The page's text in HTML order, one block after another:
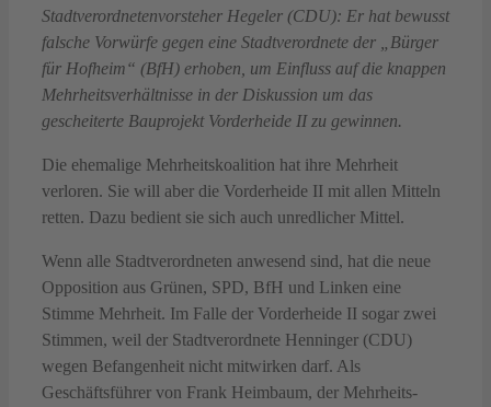
Stadtverordnetenvorsteher Hegeler (CDU): Er hat bewusst
falsche Vorwürfe gegen eine Stadtverordnete der „Bürger
für Hofheim“ (BfH) erhoben, um Einfluss auf die knappen
Mehrheitsverhältnisse in der Diskussion um das
gescheiterte Bauprojekt Vorderheide II zu gewinnen.
Die ehemalige Mehrheitskoalition hat ihre Mehrheit
verloren. Sie will aber die Vorderheide II mit allen Mitteln
retten. Dazu bedient sie sich auch unredlicher Mittel.
Wenn alle Stadtverordneten anwesend sind, hat die neue
Opposition aus Grünen, SPD, BfH und Linken eine
Stimme Mehrheit. Im Falle der Vorderheide II sogar zwei
Stimmen, weil der Stadtverordnete Henninger (CDU)
wegen Befangenheit nicht mitwirken darf. Als
Geschäftsführer von Frank Heimbaum, der Mehrheits-